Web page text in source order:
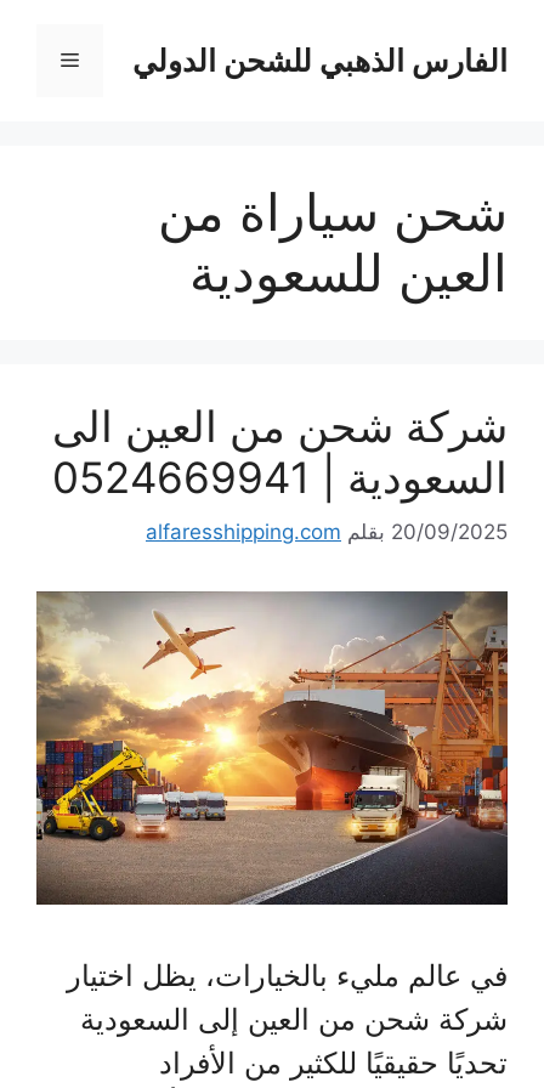
المحتوىالفارس الذهبي للشحن الدولي القائمة
شحن سياراة من
العين للسعودية
شركة شحن من العين الى
السعودية | 0524669941
20/09/2025 بقلم alfaresshipping.com
في عالم مليء بالخيارات، يظل اختيار
شركة شحن من العين إلى السعودية
تحديًا حقيقيًا للكثير من الأفراد